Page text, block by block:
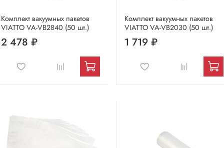
Комплект вакуумных пакетов
VIATTO VA-VB2840 (50 шт.)
2 478 ₽
Комплект вакуумных пакетов
VIATTO VA-VB2030 (50 шт.)
1 719 ₽